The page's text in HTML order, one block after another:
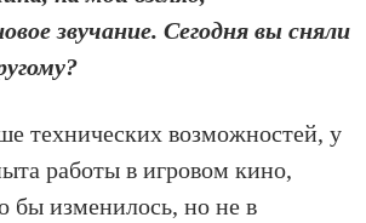
звучание. Сегодня вы сняли
технических возможностей, у
работы в игровом кино,
бы изменилось, но не в